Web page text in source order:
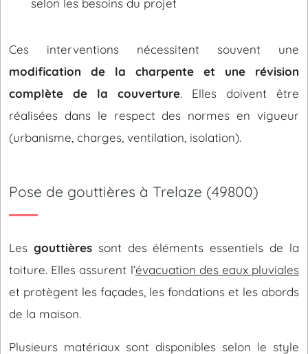
Ces interventions nécessitent souvent une
modification de la charpente et une révision
complète de la couverture. Elles doivent être
réalisées dans le respect des normes en vigueur
(urbanisme, charges, ventilation, isolation).
Pose de gouttières à Trelaze (49800)
Les gouttièressont des éléments essentiels de la
toiture. Elles assurent l’évacuation des eaux pluviales
et protègent les façades, les fondations et les abords
de la maison.
Plusieurs matériaux sont disponibles selon le style